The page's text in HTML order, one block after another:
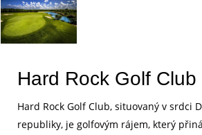
Hard Rock Golf Club
Hard Rock Golf Club, situovaný v srdci
republiky, je golfovým rájem, který